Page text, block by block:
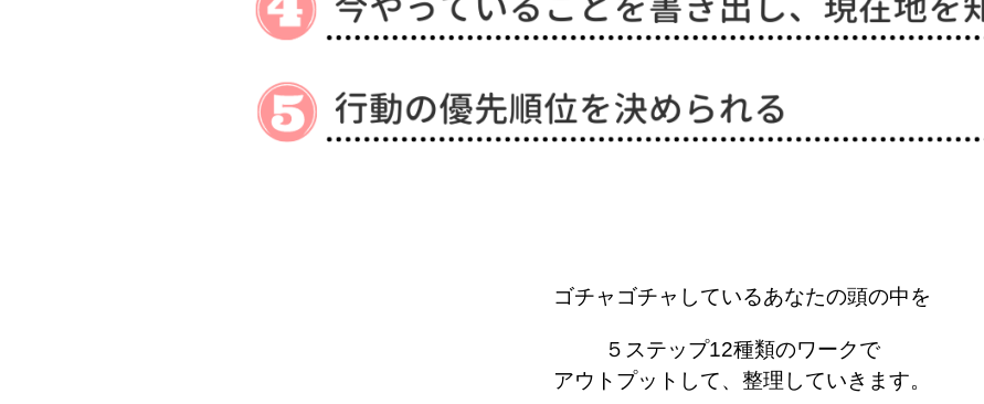
ゴチャゴチャしているあなたの頭の中を
５ステップ12種類のワークで
アウトプットして、整理していきます。